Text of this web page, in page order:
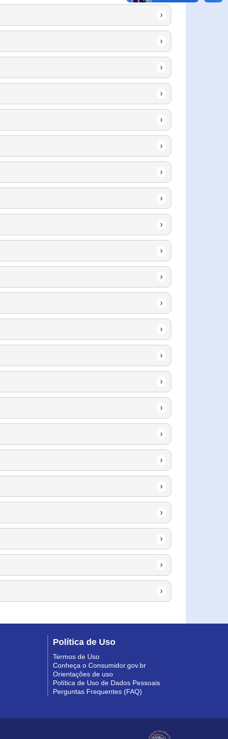
›
›
›
›
›
›
›
›
›
›
›
›
›
›
›
›
›
›
›
›
›
›
›
Política de Uso
Termos de Uso
Conheça o Consumidor.gov.br
Orientações de uso
Política de Uso de Dados Pessoais
Perguntas Frequentes (FAQ)